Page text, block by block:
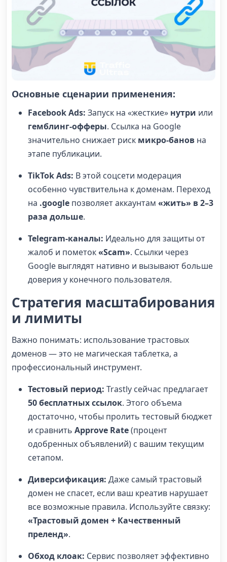
Основные сценарии применения:
Facebook Ads: Запуск на «жесткие» нутри или
гемблинг-офферы. Ссылка на Google
значительно снижает риск микро-банов на
этапе публикации.
TikTok Ads: В этой соцсети модерация
особенно чувствительна к доменам. Переход
на .google позволяет аккаунтам «жить» в 2–3
раза дольше.
Telegram-каналы: Идеально для защиты от
жалоб и пометок«Scam». Ссылки через
Google выглядят нативно и вызывают больше
доверия у конечного пользователя.
Стратегия масштабирования
и лимиты
Важно понимать: использование трастовых
доменов — это не магическая таблетка, а
профессиональный инструмент.
Тестовый период: Trastly сейчас предлагает
50 бесплатных ссылок. Этого объема
достаточно, чтобы пролить тестовый бюджет
и сравнить Approve Rate(процент
одобренных объявлений) с вашим текущим
сетапом.
Диверсификация: Даже самый трастовый
домен не спасет, если ваш креатив нарушает
все возможные правила. Используйте связку:
«Трастовый домен + Качественный
преленд».
Обход клоак: Сервис позволяет эффективно